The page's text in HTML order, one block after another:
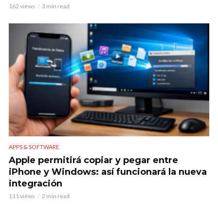
162 views 3 min read
APPS & SOFTWARE
Apple permitirá copiar y pegar entre
iPhone y Windows: así funcionará la nueva
integración
111 views 2 min read